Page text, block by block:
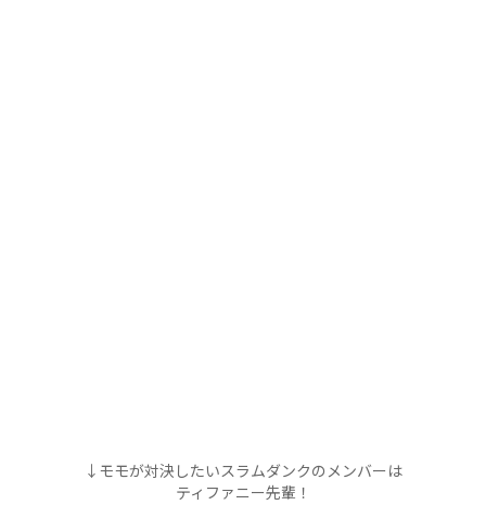
↓モモが対決したいスラムダンクのメンバーは
ティファニー先輩！